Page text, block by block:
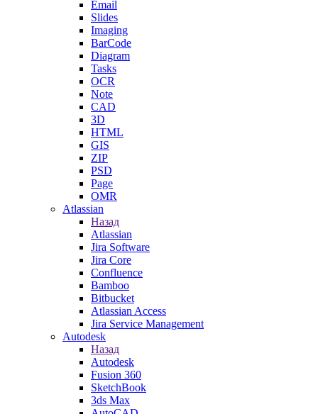
Email
Slides
Imaging
BarCode
Diagram
Tasks
OCR
Note
CAD
3D
HTML
GIS
ZIP
PSD
Page
OMR
Atlassian
Назад
Atlassian
Jira Software
Jira Core
Confluence
Bamboo
Bitbucket
Atlassian Access
Jira Service Management
Autodesk
Назад
Autodesk
Fusion 360
SketchBook
3ds Max